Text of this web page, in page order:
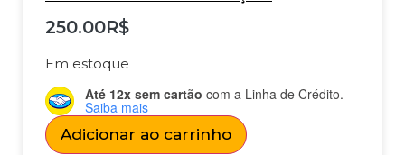
250.00R$
Em estoque
Até 12x sem cartão com a Linha de Crédito.
Saiba mais
Adicionar ao carrinho